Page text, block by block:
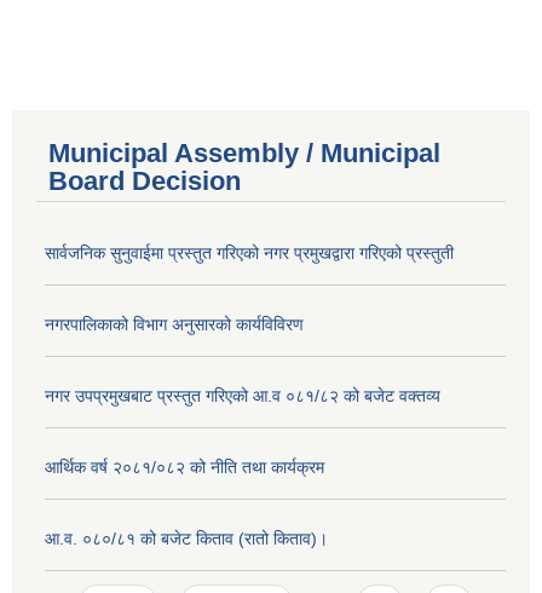
Municipal Assembly / Municipal
Board Decision
सार्वजनिक सुनुवाईमा प्रस्तुत गरिएको नगर प्रमुखद्वारा गरिएको प्रस्तुती
नगरपालिकाको विभाग अनुसारको कार्यविविरण
नगर उपप्रमुखबाट प्रस्तुत गरिएको आ.व ०८१/८२ को बजेट वक्तव्य
आर्थिक वर्ष २०८१/०८२ को नीति तथा कार्यक्रम
आ.व. ०८०/८१ को बजेट किताव (रातो किताव)।